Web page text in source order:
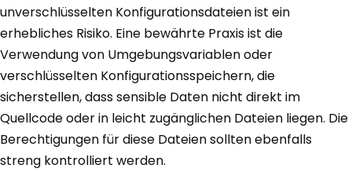
unverschlüsselten Konfigurationsdateien ist ein
erhebliches Risiko. Eine bewährte Praxis ist die
Verwendung von Umgebungsvariablen oder
verschlüsselten Konfigurationsspeichern, die
sicherstellen, dass sensible Daten nicht direkt im
Quellcode oder in leicht zugänglichen Dateien liegen. Die
Berechtigungen für diese Dateien sollten ebenfalls
streng kontrolliert werden.